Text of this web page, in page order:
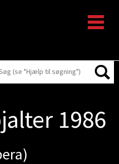
1986